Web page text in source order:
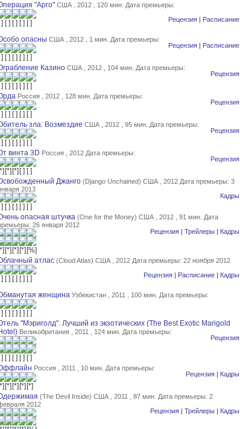
"Арго" США , 2012 , 120 мин. Дата премьеры:
Рецензия| Расписание
опасны США , 2012 , 1 мин. Дата премьеры:
Рецензия| Расписание
Казино США , 2012 , 104 мин. Дата премьеры:
Рецензия
Россия , 2012 , 128 мин. Дата премьеры:
Рецензия
зла: Возмездие США , 2012 , 95 мин. Дата премьеры:
Рецензия
винта 3D Россия , 2012 Дата премьеры:
Рецензия
Джанго (Django Unchained) США , 2012 Дата премьеры: 3
2013
Кадры
опасная штучка (One for the Money) США , 2012 , 91 мин. Дата
26 января 2012
Рецензия| Трейлеры| Кадры
атлас (Cloud Atlas) США , 2012 Дата премьеры: 22 ноября 2012
Рецензия| Расписание| Кадры
женщина Узбекистан , 2011 , 100 мин. Дата премьеры:
"Мэриголд". Лучший из экзотических (The Best Exotic Marigold
Великобритания , 2011 , 124 мин. Дата премьеры:
Рецензия
Россия , 2011 , 10 мин. Дата премьеры:
Рецензия| Кадры
(The Devil Inside) США , 2011 , 87 мин. Дата премьеры: 2
2012
Рецензия| Трейлеры| Кадры